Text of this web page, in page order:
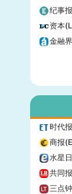
纪事
资本
金融
时代
商报
水星
共同
三点